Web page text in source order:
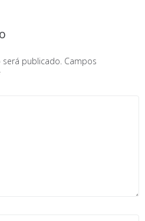
será publicado. Campos